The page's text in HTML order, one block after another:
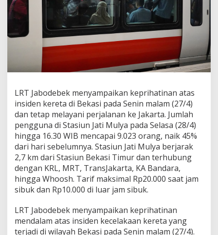
M
b
i
l
a
s
a
s
y
a
r
a
k
a
t
S
e
l
m
a
P
e
LRT Jabodebek menyampaikan keprihatinan atas
insiden kereta di Bekasi pada Senin malam (27/4)
dan tetap melayani perjalanan ke Jakarta. Jumlah
pengguna di Stasiun Jati Mulya pada Selasa (28/4)
hingga 16.30 WIB mencapai 9.023 orang, naik 45%
dari hari sebelumnya. Stasiun Jati Mulya berjarak
2,7 km dari Stasiun Bekasi Timur dan terhubung
dengan KRL, MRT, TransJakarta, KA Bandara,
hingga Whoosh. Tarif maksimal Rp20.000 saat jam
sibuk dan Rp10.000 di luar jam sibuk.
LRT Jabodebek menyampaikan keprihatinan
mendalam atas insiden kecelakaan kereta yang
terjadi di wilayah Bekasi pada Senin malam (27/4).